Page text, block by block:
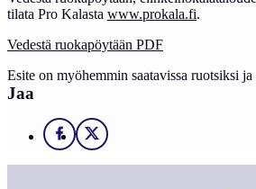
tilata Pro Kalasta www.prokala.fi.
Vedestä ruokapöytään PDF
Esite on myöhemmin saatavissa ruotsiksi
Jaa
Facebook
X